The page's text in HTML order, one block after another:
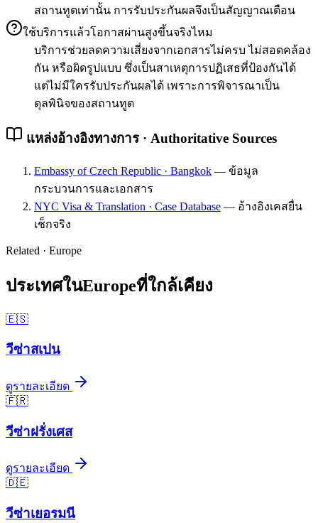
สถานทูตเท่านั้น การรับประกันผลจึงเป็นสัญญาณเตือน
ใช้บริการแล้วโอกาสผ่านสูงขึ้นจริงไหม
บริการช่วยลดความเสี่ยงจากเอกสารไม่ครบ ไม่สอดคล้อง
กัน หรือผิดรูปแบบ ซึ่งเป็นสาเหตุการปฏิเสธที่ป้องกันได้
แต่ไม่มีใครรับประกันผลได้ เพราะการพิจารณาเป็น
ดุลพินิจของสถานทูต
แหล่งอ้างอิงทางการ · Authoritative Sources
Embassy of Czech Republic · Bangkok — ข้อมูล
กระบวนการและเอกสาร
NYC Visa & Translation · Case Database — อ้างอิงเคสยื่น
เช็กจริง
Related · Europe
ประเทศในEuropeที่ใกล้เคียง
🇪🇸
วีซ่าสเปน
ดูรายละเอียด
🇫🇷
วีซ่าฝรั่งเศส
ดูรายละเอียด
🇩🇪
วีซ่าเยอรมนี